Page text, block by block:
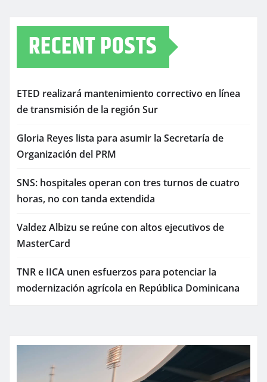
RECENT POSTS
ETED realizará mantenimiento correctivo en línea
de transmisión de la región Sur
Gloria Reyes lista para asumir la Secretaría de
Organización del PRM
SNS: hospitales operan con tres turnos de cuatro
horas, no con tanda extendida
Valdez Albizu se reúne con altos ejecutivos de
MasterCard
TNR e IICA unen esfuerzos para potenciar la
modernización agrícola en República Dominicana